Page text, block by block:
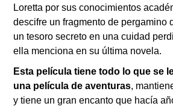
Loretta por sus conocimientos
descifre un fragmento de pergamino
un tesoro secreto en una cuidad
ella menciona en su última novela.
Esta película tiene todo lo que se
una película de aventuras,
y tiene un gran encanto que hacía